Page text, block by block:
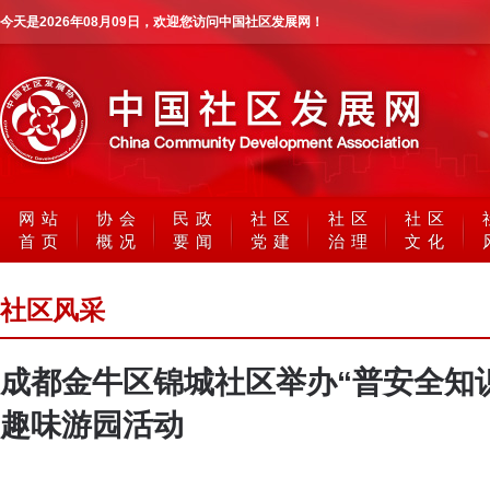
今天是2026年08月09日 ，欢迎您访问中国社区发展网！
网站
首页
协会
概况
民政
要闻
社区
党建
社区
治理
社区
文化
社区风采
成都金牛区锦城社区举办“普安全知
趣味游园活动